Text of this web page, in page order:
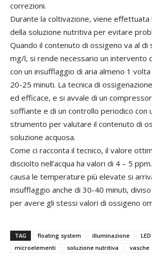
correzioni.
Durante la coltivazione, viene effettuata
della soluzione nutritiva per evitare
Quando il contenuto di ossigeno va al
mg/l, si rende necessario un intervento
con un insufflaggio di aria almeno 1
20-25 minuti. La tecnica di
ed efficace, e si avvale di un
soffiante e di un controllo periodico con
strumento per valutare il contenuto di
soluzione acquosa.
Come ci racconta il tecnico, il valore
disciolto nell’acqua ha valori di 4 – 5
causa le temperature più elevate si
insufflaggio anche di 30-40 minuti,
per avere gli stessi valori di ossigeno
TAG floating system illuminazione LED
microelementi
soluzione nutritiva vasche